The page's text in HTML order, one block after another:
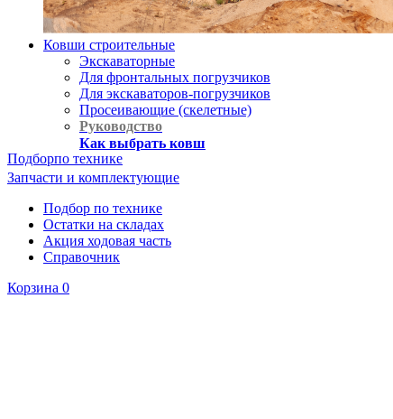
Ковши строительные
Экскаваторные
Для фронтальных погрузчиков
Для экскаваторов-погрузчиков
Просеивающие (скелетные)
Руководство
Как выбрать ковш
Подборпо технике
Запчасти и комплектующие
Подбор по технике
Остатки на складах
Акция ходовая часть
Справочник
Корзина 0